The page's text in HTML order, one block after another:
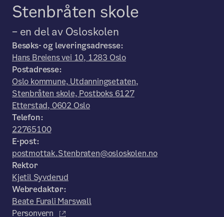
Stenbråten skole
– en del av Osloskolen
Besøks- og leveringsadresse:
Hans Breiens vei 10, 1283 Oslo
Postadresse:
Oslo kommune, Utdanningsetaten,
Stenbråten skole, Postboks 6127
Etterstad, 0602 Oslo
Telefon:
22765100
E-post:
postmottak.Stenbraten@osloskolen.no
Rektor
Kjetil Syvderud
Webredaktør:
Beate Furali Marswall
Personvern